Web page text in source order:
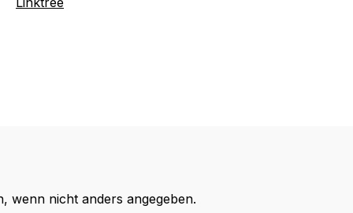
wenn nicht anders angegeben.